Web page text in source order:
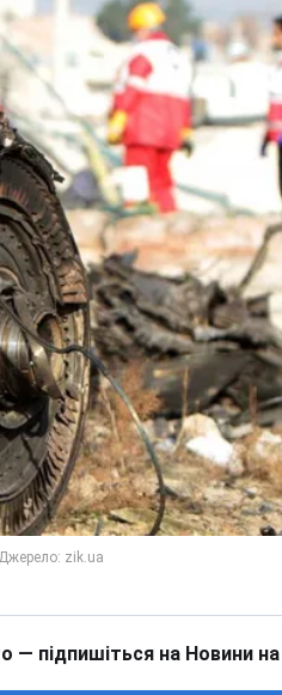
— підпишіться на Новини на